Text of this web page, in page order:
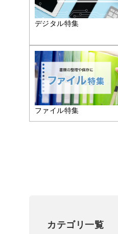
デジタル特集
ファイル特集
カテゴリ一覧